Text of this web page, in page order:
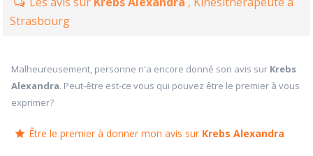
Strasbourg
Malheureusement, personne n'a encore donné son avis sur Krebs
Alexandra. Peut-être est-ce vous qui pouvez être le premier à vous
exprimer?
Être le premier à donner mon avis sur Krebs Alexandra